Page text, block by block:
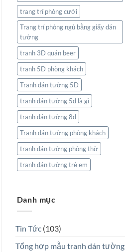
trang trí phòng cưới
Trang trí phòng ngủ bằng giấy dán
tường
tranh 3D quán beer
tranh 5D phòng khách
Tranh dán tường 5D
tranh dán tường 5d là gì
tranh dán tường 8d
Tranh dán tường phòng khách
tranh dán tường phòng thờ
tranh dán tường trẻ em
Danh mục
Tin Tức (103)
Tổng hợp mẫu tranh dán tường